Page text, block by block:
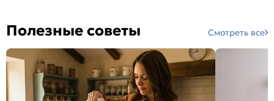
Полезные советы Смотреть все